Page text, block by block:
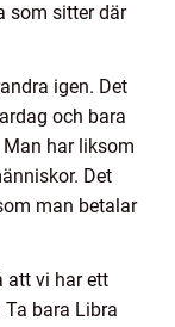
som sitter där
igen. Det
och bara
har liksom
Det
man betalar
att vi har ett
bara Libra